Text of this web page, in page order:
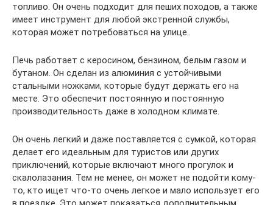
топливо. Он очень подходит для пеших походов, а также
имеет инструмент для любой экстренной службы,
которая может потребоваться на улице..
Печь работает с керосином, бензином, белым газом и
бутаном. Он сделан из алюминия с устойчивыми
стальными ножками, которые будут держать его на
месте. Это обеспечит постоянную и постоянную
производительность даже в холодном климате.
Он очень легкий и даже поставляется с сумкой, которая
делает его идеальным для туристов или других
приключений, которые включают много прогулок и
скалолазания. Тем не менее, он может не подойти кому-
то, кто ищет что-то очень легкое и мало использует его